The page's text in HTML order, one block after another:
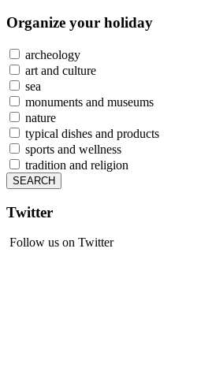
Organize your holiday
archeology
art and culture
sea
monuments and museums
nature
typical dishes and products
sports and wellness
tradition and religion
Twitter
Follow us on Twitter